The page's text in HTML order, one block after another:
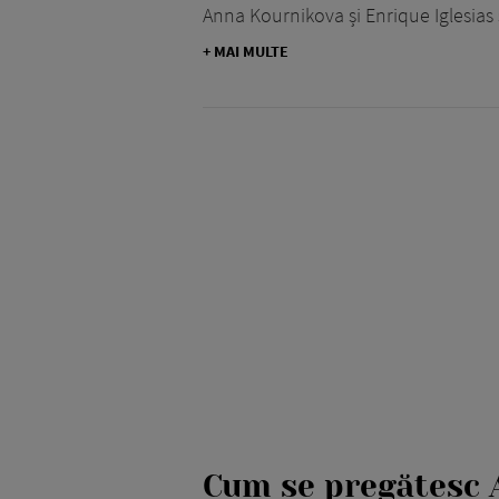
Anna Kournikova și Enrique
+ MAI MULTE
Cum se pregătesc